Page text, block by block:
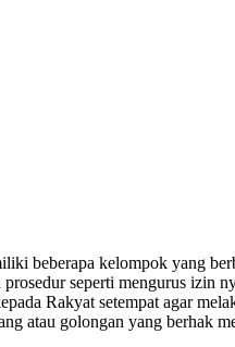
beberapa kelompok yang
seperti mengurus
Rakyat setempat agar
atau golongan yang berhak